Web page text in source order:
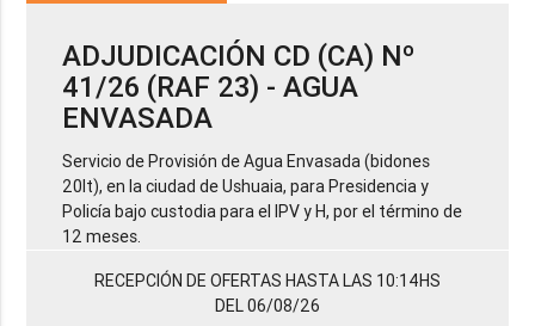
ADJUDICACIÓN CD (CA) Nº
41/26 (RAF 23) - AGUA
ENVASADA
Servicio de Provisión de Agua Envasada (bidones
20lt), en la ciudad de Ushuaia, para Presidencia y
Policía bajo custodia para el IPV y H, por el término de
12 meses.
RECEPCIÓN DE OFERTAS HASTA LAS 10:14HS
DEL 06/08/26